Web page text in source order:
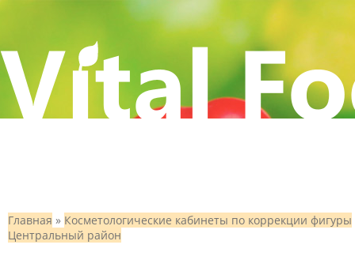
Главная » Косметологические кабинеты по коррекции фигуры
Центральный район